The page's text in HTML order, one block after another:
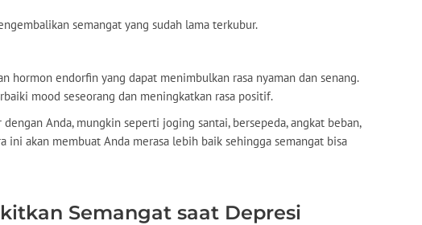
semangat yang sudah lama terkubur.
hormon endorfin yang dapat menimbulkan rasa nyaman dan senang.
mood seseorang dan meningkatkan rasa positif.
Anda, mungkin seperti joging santai, bersepeda, angkat beban,
ini akan membuat Anda merasa lebih baik sehingga semangat bisa
Semangat saat Depresi